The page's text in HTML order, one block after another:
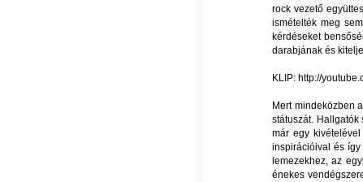
rock vezető
ismételték meg
kérdéseket
darabjának és
KLIP: http://
Mert mindeközben
státuszát.
már egy
inspirációival és
lemezekhez, az
énekes